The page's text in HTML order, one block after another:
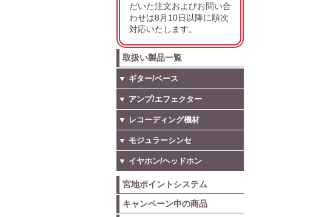
だいた注文およびお問い合
わせは8月10日以降に順次
対応いたします。
取扱い製品一覧
▼ ギター/ベース
▼ アンプ/エフェクター
▼ レコーディング機材
▼ モジュラーシンセ
▼ イヤホン/ヘッドホン
宮地ポイントシステム
キャンペーン中の商品